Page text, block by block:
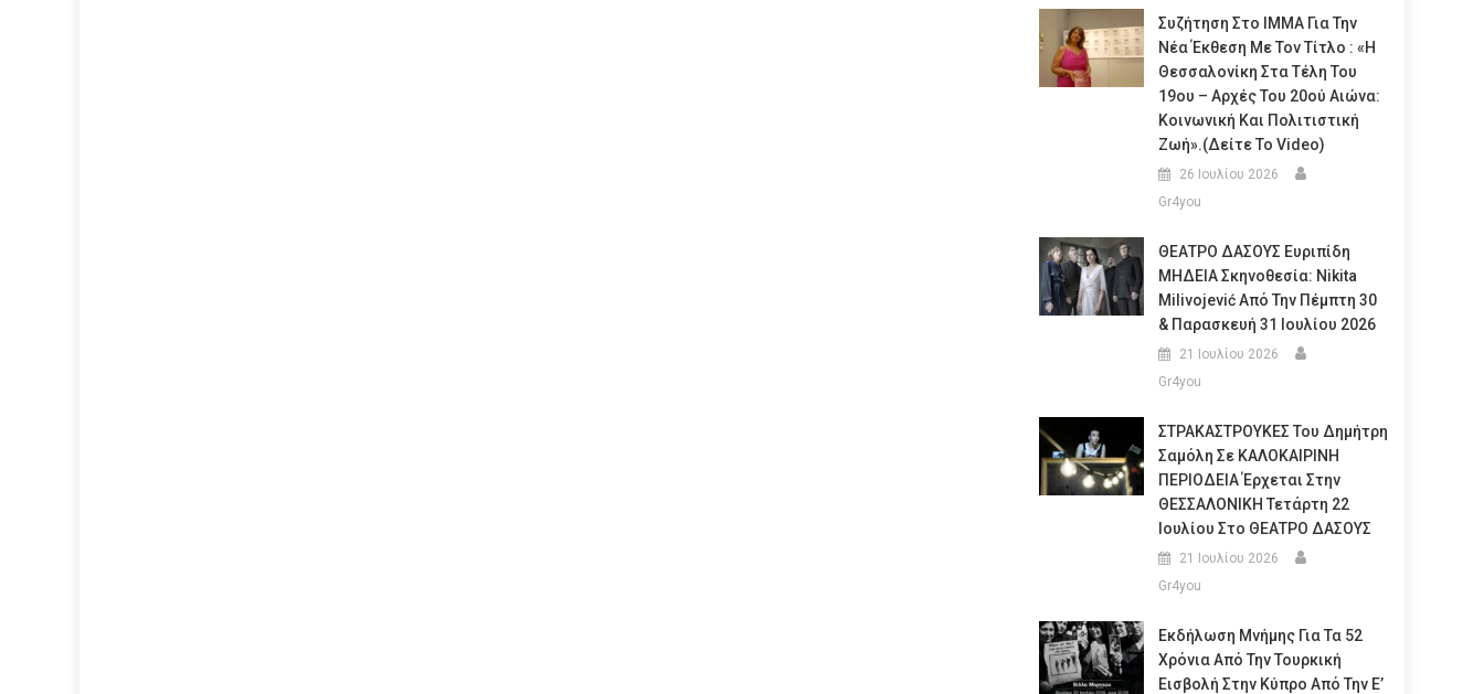
Συζήτηση Στο ΙΜΜΑ Για Την
Νέα Έκθεση Με Τον Τίτλο : «Η
Θεσσαλονίκη Στα Τέλη Του
19ου – Αρχές Του 20ού Αιώνα:
Κοινωνική Και Πολιτιστική
Ζωή».(Δείτε Το Video)
26 Ιουλίου 2026
Gr4you
ΘΕΑΤΡΟ ΔΑΣΟΥΣ Ευριπίδη
ΜΗΔΕΙΑ Σκηνοθεσία: Nikita
Milivojević Από Την Πέμπτη 30
& Παρασκευή 31 Ιουλίου 2026
21 Ιουλίου 2026
Gr4you
ΣΤΡΑΚΑΣΤΡΟΥΚΕΣ Του Δημήτρη
Σαμόλη Σε ΚΑΛΟΚΑΙΡΙΝΗ
ΠΕΡΙΟΔΕΙΑ Έρχεται Στην
ΘΕΣΣΑΛΟΝΙΚΗ Τετάρτη 22
Ιουλίου Στο ΘΕΑΤΡΟ ΔΑΣΟΥΣ
21 Ιουλίου 2026
Gr4you
Εκδήλωση Μνήμης Για Τα 52
Χρόνια Από Την Τουρκική
Εισβολή Στην Κύπρο Από Την Ε’